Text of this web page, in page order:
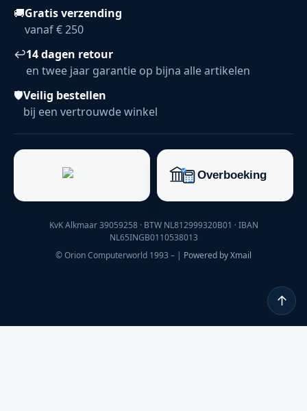
🚚Gratis verzending
vanaf € 250
↩14 dagen retour
en twee jaar garantie op bijna alle artikelen
🛡Veilig bestellen
bij een vertrouwde winkel
KvK Alkmaar 39059258 · BTW NL812999320B01 · IBAN
NL65INGB0110538013
© Orion Computerworld 1993 – | Powered by Xmail
↑